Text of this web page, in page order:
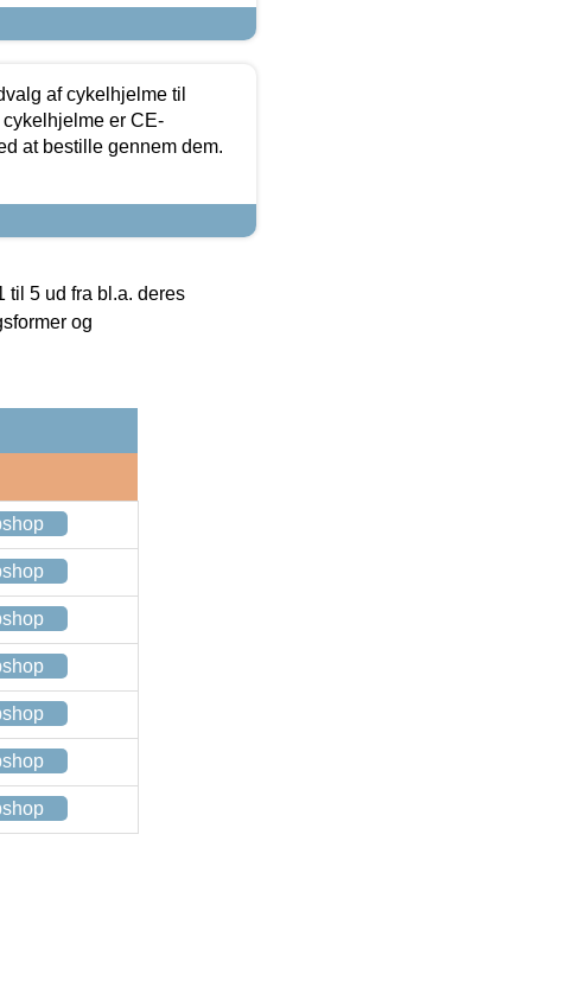
af cykelhjelme til
er CE-
at bestille gennem dem.
til 5 ud fra bl.a. deres
og